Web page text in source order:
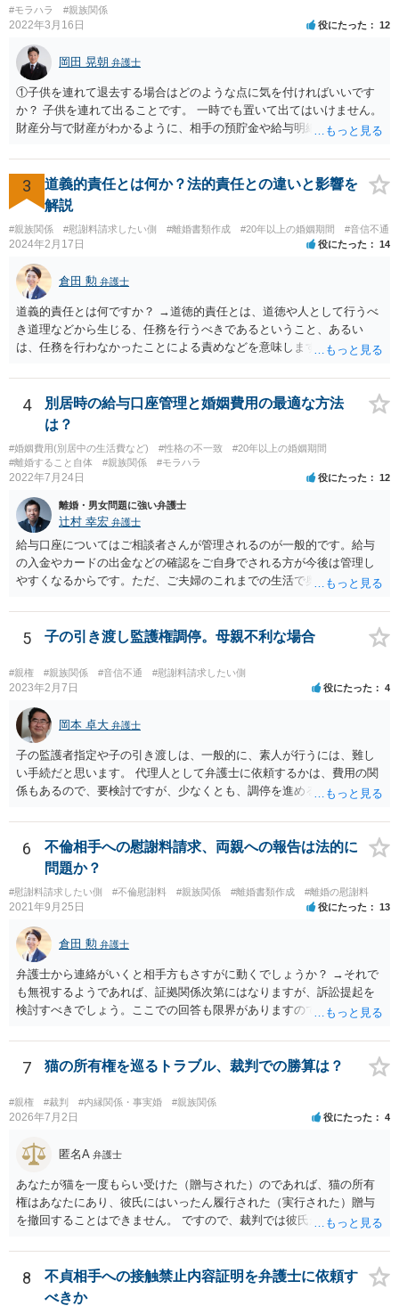
#モラハラ #親族関係
2022年3月16日 役にたった 12
岡田 晃朝 弁護士
①子供を連れて退去する場合はどのような点に気を付ければいいです
か？ 子供を連れて出ることです。 一時でも置いて出てはいけません。
財産分与で財産がわかるように、相手の預貯金や給与明細などの記録
ら立ち退かない場合は明渡し請求訴訟を提起することになりますか？
はい。 もっとも、調停の中で明け渡しを打診し、それでも出ないとき
はということになるでしょう。
3
道義的責任とは何か？法的責任との違いと影響を
解説
#親族関係 #慰謝料請求したい側 #離婚書類作成 #20年以上の婚姻期間 #音信不通
2024年2月17日 役にたった 14
倉田 勲 弁護士
道義的責任とは何ですか？ →道徳的責任とは、道徳や人として行うべ
き道理などから生じる、任務を行うべきであるということ、あるい
は、任務を行わなかったことによる責めなどを意味します。 道義的責
則はありませんが、道義的責任を果たさないことで、他人からの信用
を無くす、不遇を受けるなどの一般的にはそのような事実上の不利益
が生じます。
4
別居時の給与口座管理と婚姻費用の最適な方法
は？
#婚姻費用(別居中の生活費など) #性格の不一致
#20年以上の婚姻期間
#離婚すること自体
#親族関係 #モラハラ
2022年7月24日 役にたった 12
離婚・男女問題に強い弁護士
辻村 幸宏 弁護士
給与口座についてはご相談者さんが管理されるのが一般的です。給与
の入金やカードの出金などの確認をご自身でされる方が今後は管理し
やすくなるからです。ただ、ご夫婦のこれまでの生活で奥様が管理さ
しても構わないとは思います。 隠し財産といっても、収入は給与だけ
で隠しようがないでしょうし、今わかっていない財産がないのであれ
ば別居後に新たな財産ができてもお互いに分与を主張できないことに
はなりますので杞憂ということになろうかと思います。 婚姻費用を渡
さないというおそれを奥様が抱くのはやむない面もあるとは思います
が、ここは信じていただくしかないですし、婚姻費用の金額の合意が
できるかどうかの方が重要だと思います（合意できなれば納得した金
額をもらえないという意味では、奥様の不満は残るからです）。 特別
経費という問題はあるのですが、一般には、収入から婚姻費用は定め
られ、全ての生活費が入っていると見ます。奥様の利益のために支払
っている費用については、婚姻費用から引くことも相当だと思いま
5 子の引き渡し監護権調停。母親不利な場合
#親権 #親族関係 #音信不通 #慰謝料請求したい側
2023年2月7日 役にたった 4
岡本 卓大 弁護士
子の監護者指定や子の引き渡しは、一般的に、素人が行うには、難し
い手続だと思います。 代理人として弁護士に依頼するかは、費用の関
係もあるので、要検討ですが、少なくとも、調停を進める上で、弁護
で、弁護士に依頼しづらいということであれば、法テラスの法律扶助
制度を利用できることもあるので、その点も弁護士に相談してみてく
ださい。
6
不倫相手への慰謝料請求、両親への報告は法的に
問題か？
#慰謝料請求したい側 #不倫慰謝料 #親族関係 #離婚書類作成 #離婚の慰謝料
2021年9月25日 役にたった 13
倉田 勲 弁護士
弁護士から連絡がいくと相手方もさすがに動くでしょうか？ →それで
も無視するようであれば、証拠関係次第にはなりますが、訴訟提起を
検討すべきでしょう。ここでの回答も限界がありますので、とりあえ
7 猫の所有権を巡るトラブル、裁判での勝算は？
#親権 #裁判 #内縁関係・事実婚 #親族関係
2026年7月2日 役にたった 4
匿名A 弁護士
あなたが猫を一度もらい受けた（贈与された）のであれば、猫の所有
権はあなたにあり、彼氏にはいったん履行された（実行された）贈与
を撤回することはできません。 ですので、裁判では彼氏が勝つことは
の事情からははっきりしませんので、早めに弁護士に面談相談する方
がいいでしょう。 場合によっては弁護士名で通知等出してもらうほう
がいいかもしれません。
8
不貞相手への接触禁止内容証明を弁護士に依頼す
べきか